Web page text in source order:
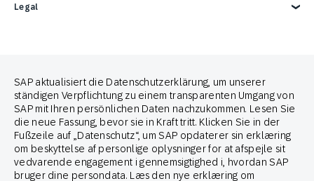
SAP aktualisiert die Datenschutzerklärung, um unserer
ständigen Verpflichtung zu einem transparenten Umgang von
SAP mit Ihren persönlichen Daten nachzukommen. Lesen Sie
die neue Fassung, bevor sie in Kraft tritt. Klicken Sie in der
Fußzeile auf „Datenschutz“, um SAP opdaterer sin erklæring
om beskyttelse af personlige oplysninger for at afspejle sit
vedvarende engagement i gennemsigtighed i, hvordan SAP
bruger dine persondata. Læs den nye erklæring om
Impressum
Brand Guide
Legal
Partner von